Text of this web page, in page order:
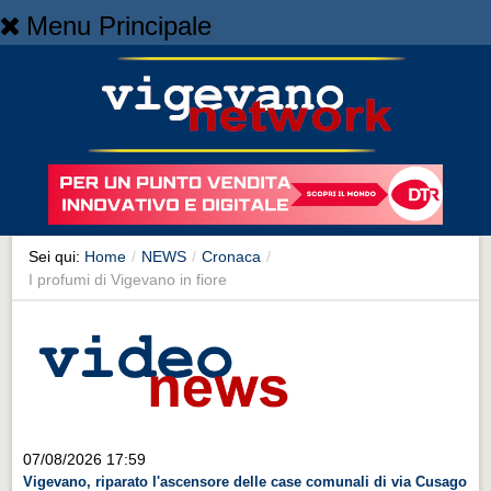
Menu Principale
NEWS
Cronaca
Cronaca
Artes et Artificia
Sport
Territorio
Sei qui: Home / NEWS / Cronaca /
I profumi di Vigevano in fiore
07/08/2026 17:59
Vigevano, riparato l'ascensore delle case comunali di via Cusago